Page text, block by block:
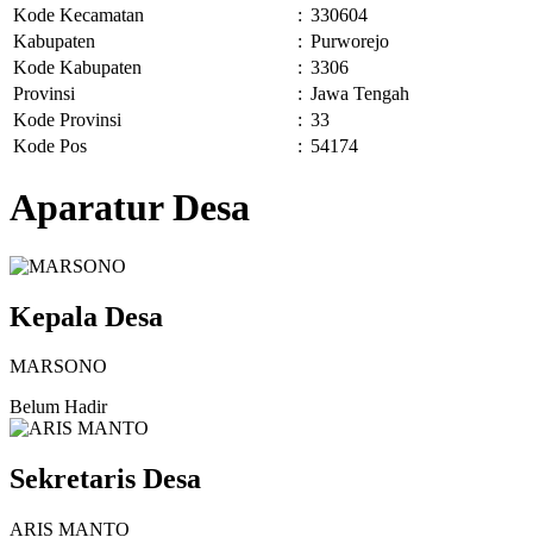
Kode Kecamatan
: 330604
Kabupaten
: Purworejo
Kode Kabupaten
: 3306
Provinsi
: Jawa Tengah
Kode Provinsi
: 33
Kode Pos
: 54174
Aparatur Desa
Kepala Desa
MARSONO
Belum Hadir
Sekretaris Desa
ARIS MANTO